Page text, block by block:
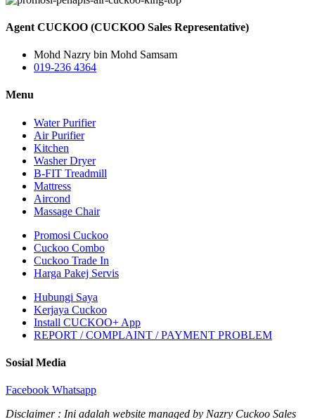
Agent CUCKOO (CUCKOO Sales Representative)
Mohd Nazry bin Mohd Samsam
019-236 4364
Menu
Water Purifier
Air Purifier
Kitchen
Washer Dryer
B-FIT Treadmill
Mattress
Aircond
Massage Chair
Promosi Cuckoo
Cuckoo Combo
Cuckoo Trade In
Harga Pakej Servis
Hubungi Saya
Kerjaya Cuckoo
Install CUCKOO+ App
REPORT / COMPLAINT / PAYMENT PROBLEM
Sosial Media
Facebook Whatsapp
Disclaimer : Ini adalah website managed by Nazry Cuckoo Sales